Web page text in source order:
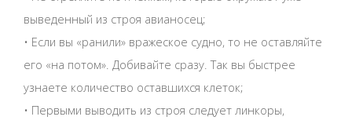
выведенный из строя авианосец;
• Если вы «ранили» вражеское судно, то не оставляйте
его «на потом». Добивайте сразу. Так вы быстрее
узнаете количество оставшихся клеток;
• Первыми выводить из строя следует линкоры,